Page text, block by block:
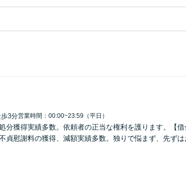
3分営業時間：00:00~23:59（平日）
分獲得実績多数。依頼者の正当な権利を護ります。【
貞慰謝料の獲得、減額実績多数。独りで悩まず、先ずは